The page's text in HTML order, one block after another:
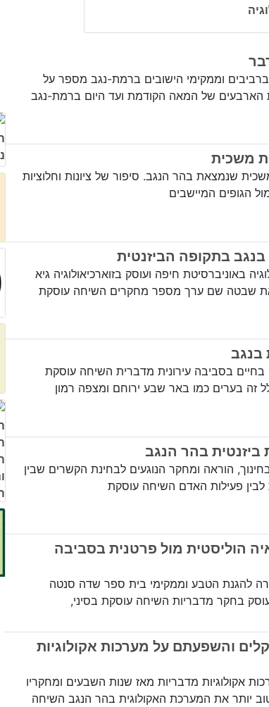
ברביבים וממקימי הישובים ברמת-נגב מספר על
הארבעים של המאה הקודמת ועד היום ברמת-נגב
משכית
שנמצאת בהר הנגב. סיפור של ציונות וחלוציות
הגופים המיישבים
בנגב בתקופה הביזנטית
באוניברסיטת חיפה ועוסק בזוארכיאולוגיה גיא
שבטה שם ערך מספר מחקרים השיחה עוסקת
בנגב
בחיים בסביבה עירונית מדברית השיחה עוסקת
זה בערים כמו באר שבע ירוחם ומצפה רמון
ביזנטית בהר הנגב
הוראה ומחקר הנוגעים לבחינת הקשרים שבין
לבין פעילות האדם השיחה עוסקת
הוליסטית מול פרטנית בסביבה
להגנת הטבע וממקימי בית ספר שדה סנטה
בחקר מדבריות השיחה עוסקת בסיני,
והשפעתם על מערכות אקולוגיות
אקולוגיות מדבריות מאז שנות השבעים ומחקריו
יותר את המערכת האקולוגית בהר הנגב השיחה